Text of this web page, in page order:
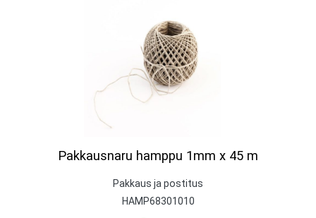
Pakkausnaru hamppu 1mm x 45 m
Pakkaus ja postitus
HAMP68301010